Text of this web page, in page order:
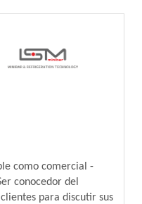
como comercial -
conocedor del
para discutir sus